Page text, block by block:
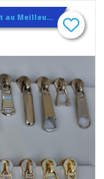
Voir Info Expédition pour Régler les Frais de Port au Meilleur Prix , En haut d'ecran à Droite